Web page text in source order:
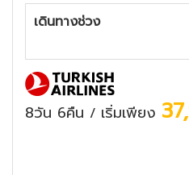
เดินทางช่วง
8วัน 6คืน / เริ่มเพียง